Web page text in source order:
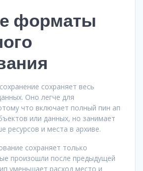
форматы
сохраняет весь
Оно легче для
что включает полный пин ап
или данных, но занимает
ресурсов и места в архиве.
сохраняет только
произошли после предыдущей
уменьшает расход место и